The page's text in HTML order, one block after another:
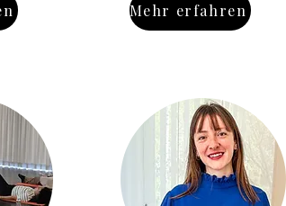
Mehr erfahren